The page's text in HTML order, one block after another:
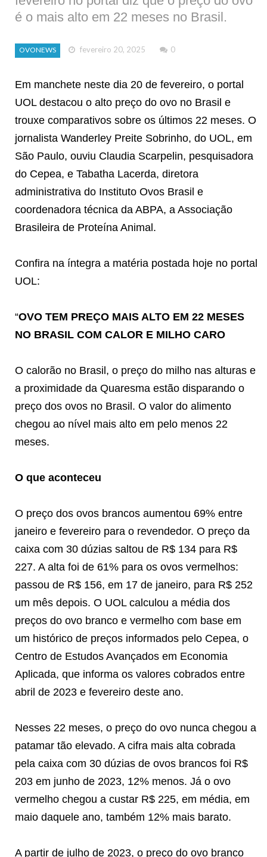
é o mais alto em 22 meses no Brasil.
OVONEWS fevereiro 20, 2025 0
Em manchete neste dia 20 de fevereiro, o portal
UOL destacou o alto preço do ovo no Brasil e
trouxe comparativos sobre os últimos 22 meses. O
jornalista Wanderley Preite Sobrinho, do UOL, em
São Paulo, ouviu Claudia Scarpelin, pesquisadora
do Cepea, e Tabatha Lacerda, diretora
administrativa do Instituto Ovos Brasil e
coordenadora técnica da ABPA, a Associação
Brasileira de Proteína Animal.
Confira na íntegra a matéria postada hoje no portal
UOL:
“OVO TEM PREÇO MAIS ALTO EM 22 MESES
NO BRASIL COM CALOR E MILHO CARO
O calorão no Brasil, o preço do milho nas alturas e
a proximidade da Quaresma estão disparando o
preço dos ovos no Brasil. O valor do alimento
chegou ao nível mais alto em pelo menos 22
meses.
O que aconteceu
O preço dos ovos brancos aumentou 69% entre
janeiro e fevereiro para o revendedor. O preço da
caixa com 30 dúzias saltou de R$ 134 para R$
227. A alta foi de 61% para os ovos vermelhos:
passou de R$ 156, em 17 de janeiro, para R$ 252
um mês depois. O UOL calculou a média dos
preços do ovo branco e vermelho com base em
um histórico de preços informados pelo Cepea, o
Centro de Estudos Avançados em Economia
Aplicada, que informa os valores cobrados entre
abril de 2023 e fevereiro deste ano.
Nesses 22 meses, o preço do ovo nunca chegou a
patamar tão elevado. A cifra mais alta cobrada
pela caixa com 30 dúzias de ovos brancos foi R$
203 em junho de 2023, 12% menos. Já o ovo
vermelho chegou a custar R$ 225, em média, em
maio daquele ano, também 12% mais barato.
A partir de julho de 2023, o preço do ovo branco